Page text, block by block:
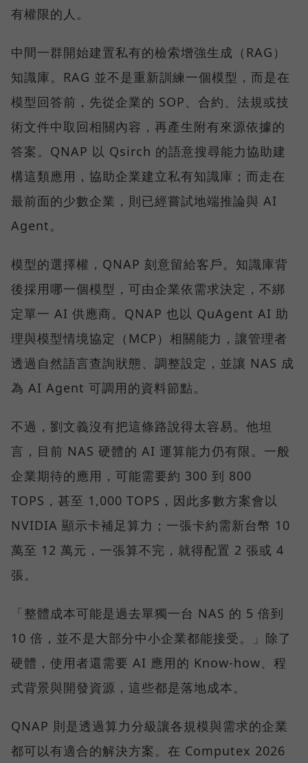
有權限的人。
中間一群開始建置私有的檢索增強生成（RAG）
知識庫。RAG 並不是重新訓練一個模型，而是在
模型回答前，先從企業的 SOP、合約、法規或技
術文件中取回相關內容，再產生附有來源依據的
答案。QNAP 以 Qsirch 的語意搜尋能力協助建
構這類應用，協助企業建立私有知識庫；而走在
最前面的少數企業，則已經嘗試地端推論與 AI
Agent。
模型的選擇權，QNAP 刻意留給客戶。知識庫背
後採用哪一個模型，可由企業依需求決定，不綁
定單一 AI 供應商。QNAP 也以 QuAgent AI 助
理與模型情境協定（MCP）相關能力，讓管理者
透過自然語言查詢狀態、調整設定，並讓 NAS 成
為 AI Agent 可調用的資料節點。
不過，劉文義沒有把這條路說得太容易。他坦
言，目前 NAS 硬體的 AI 運算能力仍有限。一般
企業期待的應用，可能需要約 300 到 800
TOPS，甚至 1,000 TOPS，因此多數方案會以
NVIDIA 顯示卡補足算力；一張卡約需新台幣 10
萬至 12 萬元，一張算不完，就得配置 2 張或 4
張。
「整體成本可能是過去單獨一台 NAS 的 5 倍到
10 倍，並不是大部分中小企業都能接受。」除了
硬體，使用者還需要 AI 應用的 Know-how、程
式背景與開發資源，這些都是落地成本。
QNAP 則是透過算力分級讓各規模與需求的企業
都可以有適合的解決方案。在 Computex 2026